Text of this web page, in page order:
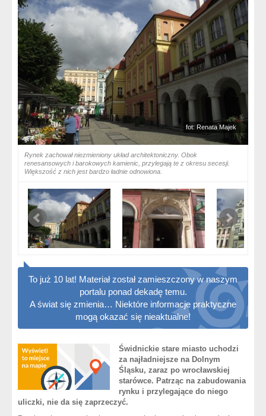
fot: Renata Majek
Rynek zachował niezmieniony układ architektoniczny. Obok
renesansowych i barokowych kamienic, przylegają te z okresu secesji.
Większość z nich jest bardzo ładnie odnowiona.
To już 10 lat! Materiał został zamieszczony w naszym
portalu ponad dekadę temu.
A świat się zmienia… Niektóre informacje praktyczne
mogą okazać się nieaktualne!
Świdnickie stare miasto uchodzi
za najładniejsze na Dolnym
Śląsku, zaraz po wrocławskiej
starówce. Patrząc na zabudowania
rynku i przylegające do niego
uliczki, nie da się zaprzeczyć.